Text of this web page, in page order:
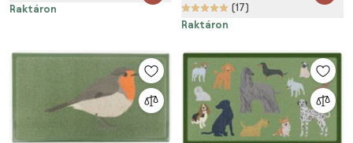
Raktáron
(17)
Raktáron